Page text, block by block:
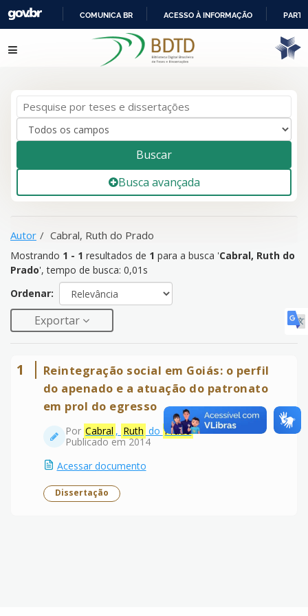
IR
PARA
COMUNICA BR ACESSO À INFORMAÇÃO
resultados de 1para a busca '
Cabral, Ruth do
Prado
Pular para o conteúdo
Buscar
Busca avançada
Autor Cabral, Ruth do Prado
Mostrando 1 - 1 resultados de 1 para a busca 'Cabral, Ruth do
Prado', tempo de busca: 0,01s
Ordenar:
Exportar
1
Reintegração social em Goiás: o perfil
do apenado e a atuação do patronato
em prol do egresso
Por Cabral , Ruth do Prado
Publicado em 2014
Acessar documento
Dissertação